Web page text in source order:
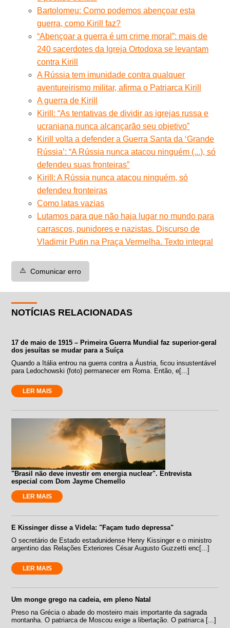
Bartolomeu: Como podemos abençoar esta
guerra, como Kirill faz?
“Abençoar a guerra é um crime moral”: mais de
240 sacerdotes da Igreja Ortodoxa se levantam
contra Kirill
A Rússia tem imunidade contra qualquer
aventureirismo militar, afirma o Patriarca Kirill
A guerra de Kirill
Kirill: “As tentativas de dividir as igrejas russa e
ucraniana nunca alcançarão seu objetivo”
Kirill volta a defender a Guerra Santa da ‘Grande
Rússia’: “A Rússia nunca atacou ninguém (...), só
defendeu suas fronteiras”
Kirill: A Rússia nunca atacou ninguém, só
defendeu fronteiras
Como latas vazias
Lutamos para que não haja lugar no mundo para
carrascos, punidores e nazistas. Discurso de
Vladimir Putin na Praça Vermelha. Texto integral
⚠️ Comunicar erro
NOTÍCIAS RELACIONADAS
17 de maio de 1915 – Primeira Guerra Mundial faz superior-geral
dos jesuítas se mudar para a Suíça
Quando a Itália entrou na guerra contra a Áustria, ficou insustentável
para Ledochowski (foto) permanecer em Roma. Então, e[...]
LER MAIS
"Brasil não deve investir em energia nuclear". Entrevista
especial com Dom Jayme Chemello
LER MAIS
E Kissinger disse a Videla: "Façam tudo depressa"
O secretário de Estado estadunidense Henry Kissinger e o ministro
argentino das Relações Exteriores César Augusto Guzzetti enc[...]
LER MAIS
Um monge grego na cadeia, em pleno Natal
Preso na Grécia o abade do mosteiro mais importante da sagrada
montanha. O patriarca de Moscou exige a libertação. O patriarca [...]